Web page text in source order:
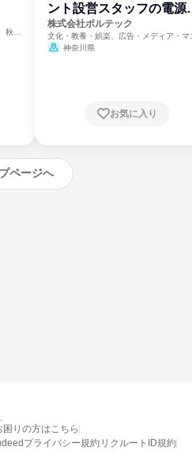
秋田
県、
ント設営スタッフの電源
門
株式会社ボルテック
文化・教養・娯楽、広告・メディア・マ
ミ、電力・ガス・水道・エネルギー
神奈川県
お気に入り
ページへ
困りの方はこちら
プライバシー規約 リクルートID規約